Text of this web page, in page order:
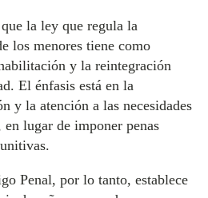
la ley que regula la
los menores tiene como
y la reintegración
El énfasis está en la
y la atención a las necesidades
lugar de imponer penas
Penal, por lo tanto, establece